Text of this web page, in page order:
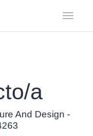
a
And Design -